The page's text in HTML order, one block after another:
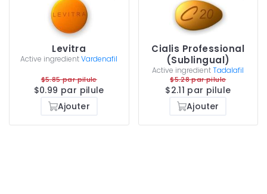
Levitra
Active ingredientVardenafil
$5.85 par pilule
$0.99 par pilule
Ajouter
Cialis Professional
(Sublingual)
Active ingredientTadalafil
$5.28 par pilule
$2.11 par pilule
Ajouter